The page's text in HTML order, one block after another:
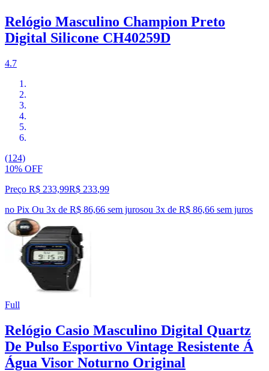
Relógio Masculino Champion Preto
Digital Silicone CH40259D
4.7
(124)
10% OFF
Preço R$ 233,99R$ 233,99
no Pix Ou 3x de R$ 86,66 sem jurosou 3x de R$ 86,66 sem juros
Full
Relógio Casio Masculino Digital Quartz
De Pulso Esportivo Vintage Resistente Á
Água Visor Noturno Original